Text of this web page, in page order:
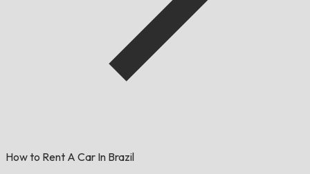
How to Rent A Car In Brazil